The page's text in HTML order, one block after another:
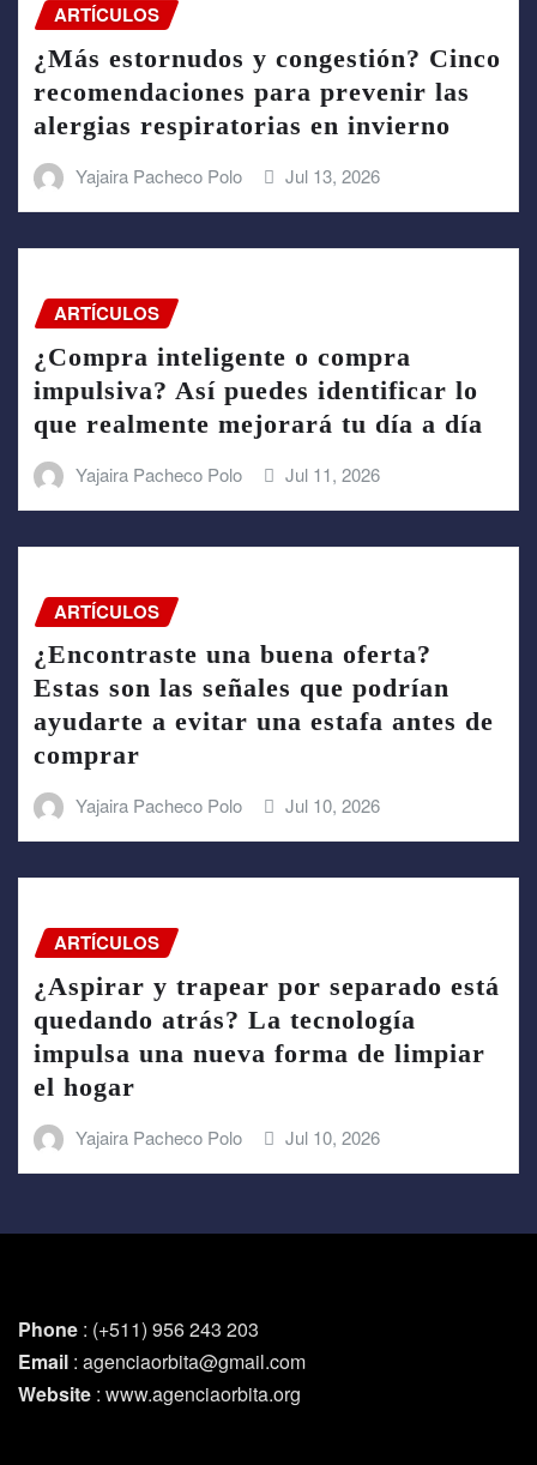
ARTÍCULOS
¿Más estornudos y congestión? Cinco
recomendaciones para prevenir las
alergias respiratorias en invierno
Yajaira Pacheco Polo Jul 13, 2026
ARTÍCULOS
¿Compra inteligente o compra
impulsiva? Así puedes identificar lo
que realmente mejorará tu día a día
Yajaira Pacheco Polo Jul 11, 2026
ARTÍCULOS
¿Encontraste una buena oferta?
Estas son las señales que podrían
ayudarte a evitar una estafa antes de
comprar
Yajaira Pacheco Polo Jul 10, 2026
ARTÍCULOS
¿Aspirar y trapear por separado está
quedando atrás? La tecnología
impulsa una nueva forma de limpiar
el hogar
Yajaira Pacheco Polo Jul 10, 2026
Phone : (+511) 956 243 203
Email : agenciaorbita@gmail.com
Website : www.agenciaorbita.org